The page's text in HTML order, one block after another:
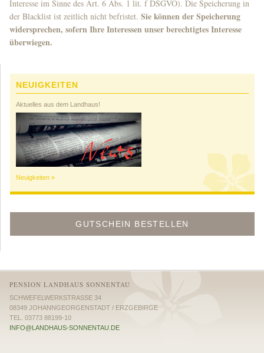
Interesse im Sinne des Art. 6 Abs. 1 lit. f DSGVO). Die Speicherung in
der Blacklist ist zeitlich nicht befristet. Sie können der Speicherung
widersprechen, sofern Ihre Interessen unser berechtigtes Interesse
überwiegen.
NEUIGKEITEN
Aktuelles aus dem Landhaus!
Neuigkeiten »
GUTSCHEIN BESTELLEN
PENSION LANDHAUS SONNENTAU
SCHWEFELWERKSTRASSE 34
08349 JOHANNGEORGENSTADT / ERZGEBIRGE
TEL. 03773 88199-10
INFO@LANDHAUS-SONNENTAU.DE